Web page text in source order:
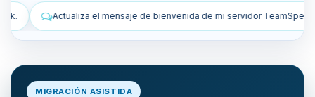
bienvenida de mi servidor TeamSpeak. Lista los snapshots
MIGRACIÓN ASISTIDA